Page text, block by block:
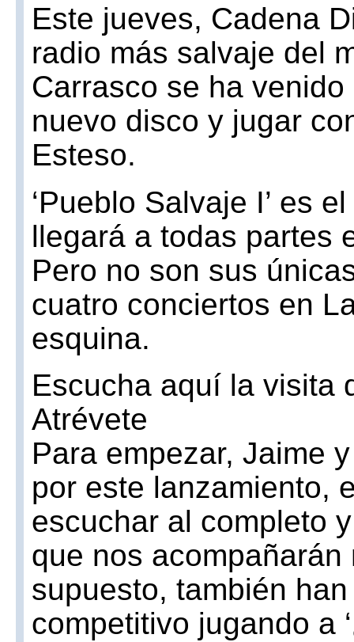
Este jueves, Cadena
radio más salvaje del
Carrasco se ha
nuevo disco y jugar
Esteso.
‘Pueblo Salvaje I’ es
llegará a todas partes
Pero no son sus
cuatro conciertos en
esquina.
Escucha aquí la visita
Atrévete
Para empezar, Jaime
por este lanzamiento,
escuchar al completo
que nos acompañarán
supuesto, también
competitivo jugando a